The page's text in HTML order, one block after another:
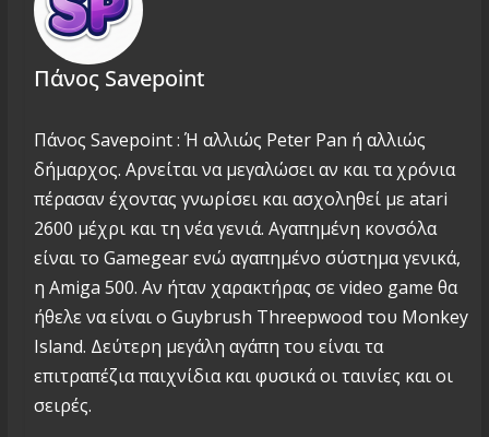
Πάνος Savepoint
Πάνος Savepoint : Ή αλλιώς Peter Pan ή αλλιώς
δήμαρχος. Αρνείται να μεγαλώσει αν και τα χρόνια
πέρασαν έχοντας γνωρίσει και ασχοληθεί με atari
2600 μέχρι και τη νέα γενιά. Αγαπημένη κονσόλα
είναι το Gamegear ενώ αγαπημένο σύστημα γενικά,
η Amiga 500. Αν ήταν χαρακτήρας σε video game θα
ήθελε να είναι ο Guybrush Threepwood του Monkey
Island. Δεύτερη μεγάλη αγάπη του είναι τα
επιτραπέζια παιχνίδια και φυσικά οι ταινίες και οι
σειρές.